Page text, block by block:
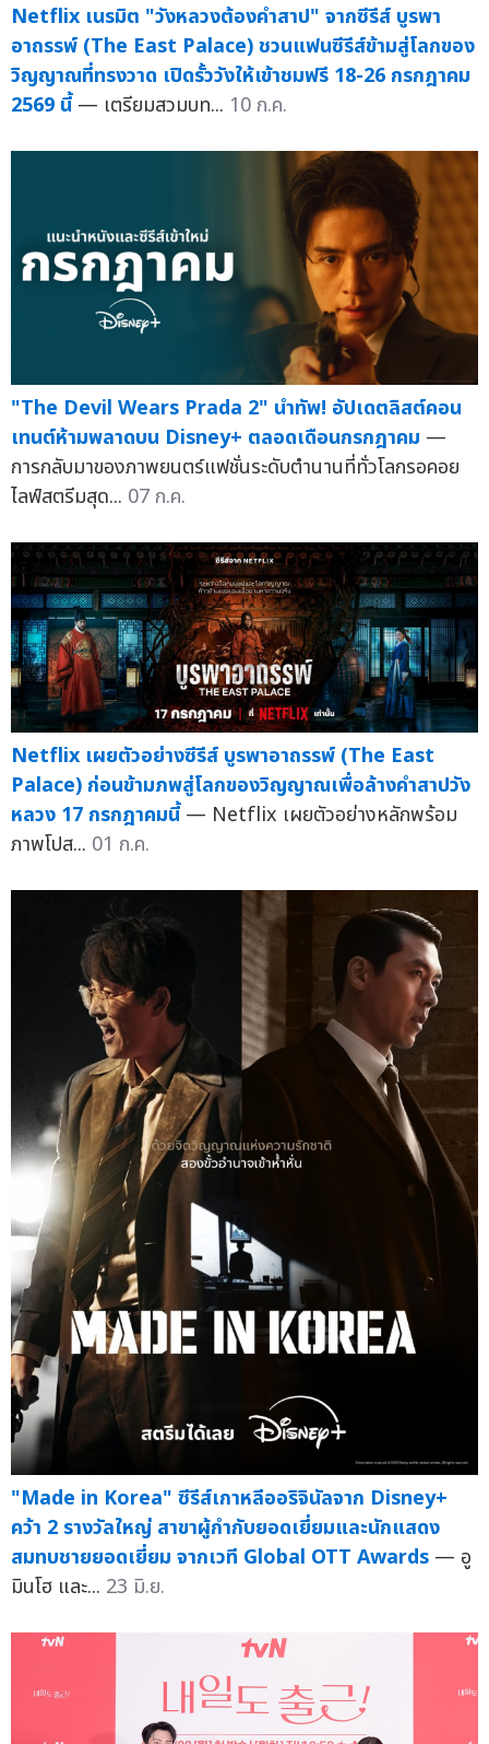
Netflix เนรมิต "วังหลวงต้องคำสาป" จากซีรีส์ บูรพา
อาถรรพ์ (The East Palace) ชวนแฟนซีรีส์ข้ามสู่โลกของ
วิญญาณที่ทรงวาด เปิดรั้ววังให้เข้าชมฟรี 18-26 กรกฎาคม
2569 นี้ — เตรียมสวมบท... 10 ก.ค.
"The Devil Wears Prada 2" นำทัพ! อัปเดตลิสต์คอน
เทนต์ห้ามพลาดบน Disney+ ตลอดเดือนกรกฎาคม —
การกลับมาของภาพยนตร์แฟชั่นระดับตำนานที่ทั่วโลกรอคอย
ไลฟ์สตรีมสุด... 07 ก.ค.
Netflix เผยตัวอย่างซีรีส์ บูรพาอาถรรพ์ (The East
Palace) ก่อนข้ามภพสู่โลกของวิญญาณเพื่อล้างคำสาปวัง
หลวง 17 กรกฎาคมนี้ — Netflix เผยตัวอย่างหลักพร้อม
ภาพโปส... 01 ก.ค.
"Made in Korea" ซีรีส์เกาหลีออริจินัลจาก Disney+
คว้า 2 รางวัลใหญ่ สาขาผู้กำกับยอดเยี่ยมและนักแสดง
สมทบชายยอดเยี่ยม จากเวที Global OTT Awards — อู
มินโฮ และ... 23 มิ.ย.